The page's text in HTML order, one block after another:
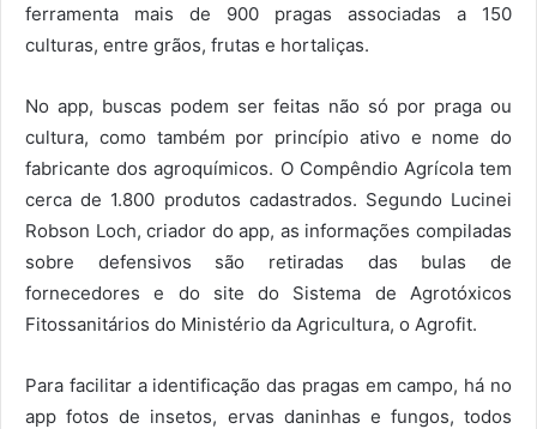
ferramenta mais de 900 pragas associadas a 150
culturas, entre grãos, frutas e hortaliças.
No app, buscas podem ser feitas não só por praga ou
cultura, como também por princípio ativo e nome do
fabricante dos agroquímicos. O Compêndio Agrícola tem
cerca de 1.800 produtos cadastrados. Segundo Lucinei
Robson Loch, criador do app, as informações compiladas
sobre defensivos são retiradas das bulas de
fornecedores e do site do Sistema de Agrotóxicos
Fitossanitários do Ministério da Agricultura, o Agrofit.
Para facilitar a identificação das pragas em campo, há no
app fotos de insetos, ervas daninhas e fungos, todos